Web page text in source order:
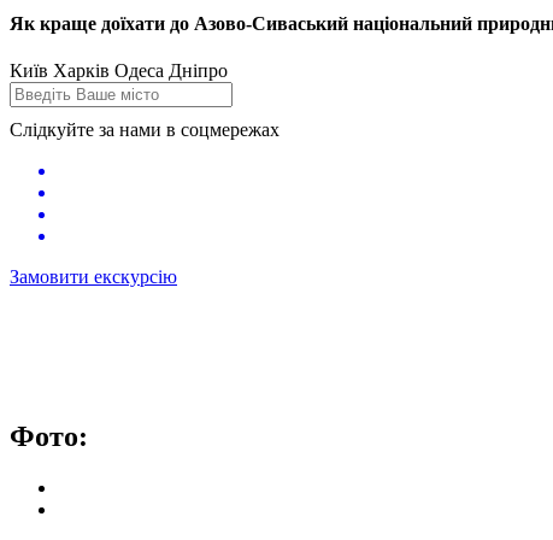
Як краще доїхати до Азово-Сиваський національний
Київ Харків Одеса Дніпро
Слідкуйте за нами в соцмережах
Замовити екскурсію
Фото: